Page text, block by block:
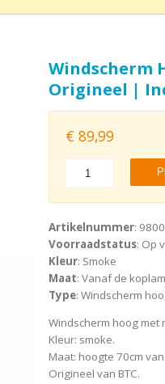
Windscherm
Origineel |
€ 89,99
Artikelnummer:
Voorraadstatus: Op
Kleur: Smoke
Maat: Vanaf de
Type: Windscherm
Windscherm hoog met
Kleur: smoke.
Maat: hoogte 70cm
Origineel van BTC.